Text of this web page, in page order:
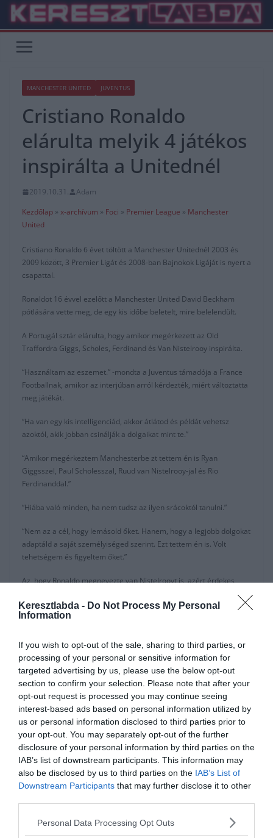
Keresztlabda - Do Not Process My Personal
Information
If you wish to opt-out of the sale, sharing to third parties, or
processing of your personal or sensitive information for
targeted advertising by us, please use the below opt-out
section to confirm your selection. Please note that after your
opt-out request is processed you may continue seeing
interest-based ads based on personal information utilized by
us or personal information disclosed to third parties prior to
your opt-out. You may separately opt-out of the further
disclosure of your personal information by third parties on the
IAB’s list of downstream participants. This information may
also be disclosed by us to third parties on the IAB’s List of
Downstream Participants that may further disclose it to other
Personal Data Processing Opt Outs
Skip
content
MANCHESTER UNITED JUVENTUS
Cristiano Ronaldo
elárulta melyik 4 játékos
inspirálta a Unitednél
2019.10.31.
Adam
Kezdőlap » x-archívum » Foci » Premier League » Manchester
United
Cristiano Ronaldo 6 évet töltött a Manchester Unitednél 2003 és
2009 között, 3 Premier Ligát és 2008-ban Bajnokok Ligáját is nyert a
csapattal.
Ronaldot 16 évvel ezelőtt a Manchester United David Beckham
pótlására vette meg, de egy kis időbe beletelt, mire belelendült.
A Portugál sztár elárulta, hogy amikor megérkezett az Old
Traffordra Giggs, Scholes, Ferdinand és Van Nistelrooy inspirálta.
“Használtam az eszemet.” -mondta a Juventus támadója a France
Footballnak, amikor az interjúban arról kérdezték, miért változtatta
meg játékát.
“Ha van egy kis intelligenciád, akkor átlátod és példát vehetsz
azoktól, akik jobban csinálják a dolgaikat mint te.”
“Amikor megérkeztem Manchesterbe zt tettem én is Ryan
Giggsszel, Paul Scholesszal, Ruud van Nistelrooy-jal és Rio
Ferdinanddal.”
“Hiába való minden, ha nem tudsz az ilyen srácoktól tanulni.”
“Nem az a cél, hogy lemásold őket. Hanem, hogy a legjobb dolgokat
adaptáld a saját személyiséged szerint. Ezt tettem én is. Volt
tehetségem és figyeltem őket.”
Az, hogy Ronaldo megnevezte van Nistelrooyt is, azért érdekes,
Sir Alex Ferguson barátja, Alastair Campbell mesélte el az incidenst
“A United edzője nem volt biztos benne, hogy mi fog történni Ruud
van Nistelrooy-jal.”
“Nagyon egocentrikus volt. Az utolsó csepp az volt, amikor Cristiano
Ronaldonak azt mondta, hogy új apát talált Carlos Queirozban
(Ferguson jobb keze), szinte rögtön azután, hogy Ronaldo
alkoholista apja meghalt.”
“Carlos megkérte, hogy mutasson tiszteletet és erre azt felelte,
hogy nem tisztel senkit sem.”
“Később elnézést kért CR-től, de Ronaldo nem vette jól.”
Nem tudta mit csináljon vele.”